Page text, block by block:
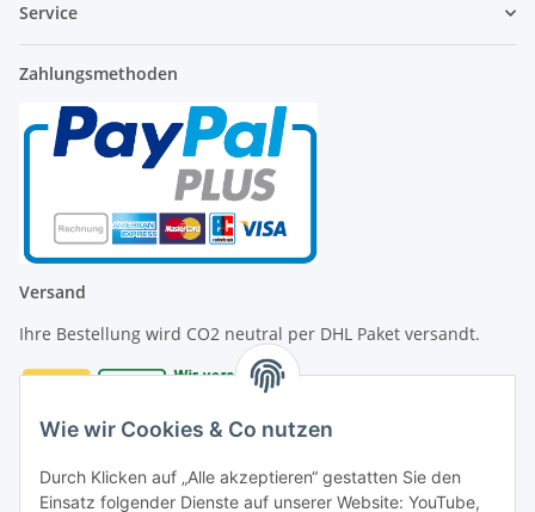
Service
Zahlungsmethoden
Versand
Ihre Bestellung wird CO2 neutral per DHL Paket versandt.
Kontakt
Wie wir Cookies & Co nutzen
Durch Klicken auf „Alle akzeptieren“ gestatten Sie den
Einsatz folgender Dienste auf unserer Website: YouTube,